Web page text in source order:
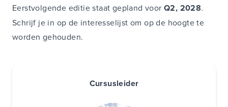
Eerstvolgende editie staat gepland voor Q2, 2028.
Schrijf je in op de interesselijst om op de hoogte te
worden gehouden.
Cursusleider